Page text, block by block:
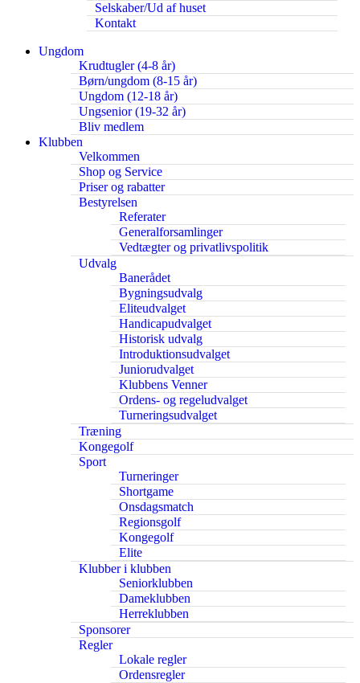
Selskaber/Ud af huset
Kontakt
Ungdom
Krudtugler (4-8 år)
Børn/ungdom (8-15 år)
Ungdom (12-18 år)
Ungsenior (19-32 år)
Bliv medlem
Klubben
Velkommen
Shop og Service
Priser og rabatter
Bestyrelsen
Referater
Generalforsamlinger
Vedtægter og privatlivspolitik
Udvalg
Banerådet
Bygningsudvalg
Eliteudvalget
Handicapudvalget
Historisk udvalg
Introduktionsudvalget
Juniorudvalget
Klubbens Venner
Ordens- og regeludvalget
Turneringsudvalget
Træning
Kongegolf
Sport
Turneringer
Shortgame
Onsdagsmatch
Regionsgolf
Kongegolf
Elite
Klubber i klubben
Seniorklubben
Dameklubben
Herreklubben
Sponsorer
Regler
Lokale regler
Ordensregler